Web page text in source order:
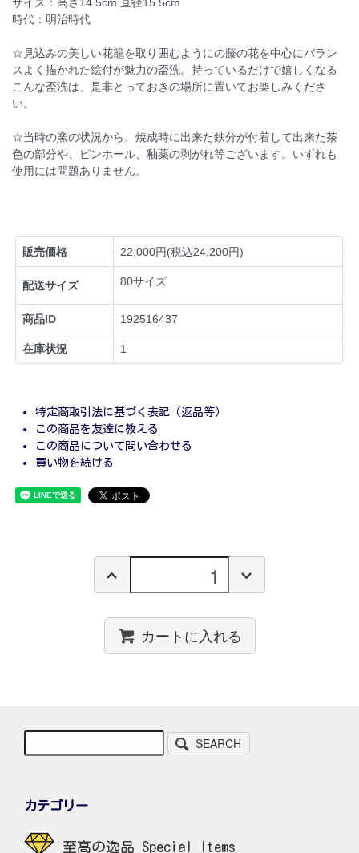
時代：明治時代
☆見込みの美しい花籠を取り囲むようにの藤の花を中心にバラン
スよく描かれた絵付が魅力の盃洗。持っているだけで嬉しくなる
こんな盃洗は、是非とっておきの場所に置いてお楽しみくださ
い。
☆当時の窯の状況から、焼成時に出来た鉄分が付着して出来た茶
色の部分や、ピンホール、釉薬の剥がれ等ございます。いずれも
使用には問題ありません。
販売価格 22,000円(税込24,200円)
配送サイズ 80サイズ
商品ID 192516437
在庫状況 1
特定商取引法に基づく表記（返品等）
この商品を友達に教える
この商品について問い合わせる
買い物を続ける
カートに入れる
SEARCH
カテゴリー
至高の逸品 Special Items